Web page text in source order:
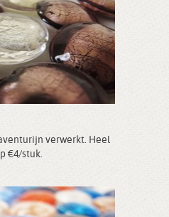
verwerkt. Heel
€4/stuk.